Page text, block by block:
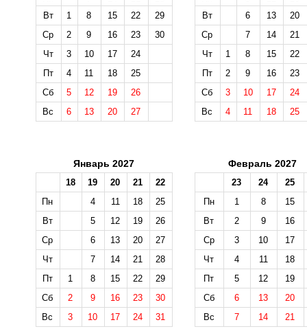
Вт
1 8 15 22
29
Ср
2 9 16 23
30
Чт
3 10 17
24
Пт
4 11 18
25
Сб
5 12 19
26
Вс
6 13 20 27
Вт
6 13
20
Ср
7 14
21
Чт
1 8 15
22
Пт
2 9 16
23
Сб
3 10 17
24
Вс
4 11 18 25
Январь 2027
18 19 20 21
22
Пн
4 11 18
25
Вт
5 12 19
26
Ср
6 13 20
27
Чт
7 14 21
28
Пт
1 8 15 22
29
Сб
2 9 16 23
30
Вс
3 10 17 24 31
Февраль 2027
23 24
25
Пн
1 8
15
Вт
2 9
16
Ср
3 10
17
Чт
4 11
18
Пт
5 12
19
Сб
6 13
20
Вс
7 14 21